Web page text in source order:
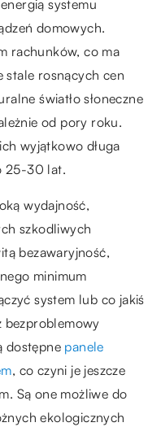
systemu
domowych.
rachunków, co ma
stale rosnących cen
światło słoneczne
od pory roku.
wyjątkowo długa
25-30 lat.
wydajność,
szkodliwych
bezawaryjność,
minimum
system lub co jakiś
bezproblemowy
dostępne panele
, co czyni je jeszcze
Są one możliwe do
ekologicznych